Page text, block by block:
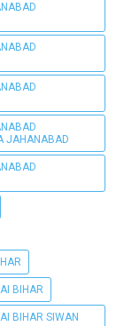
JAHANABAD
BIHAR
BIHAR SIWAN